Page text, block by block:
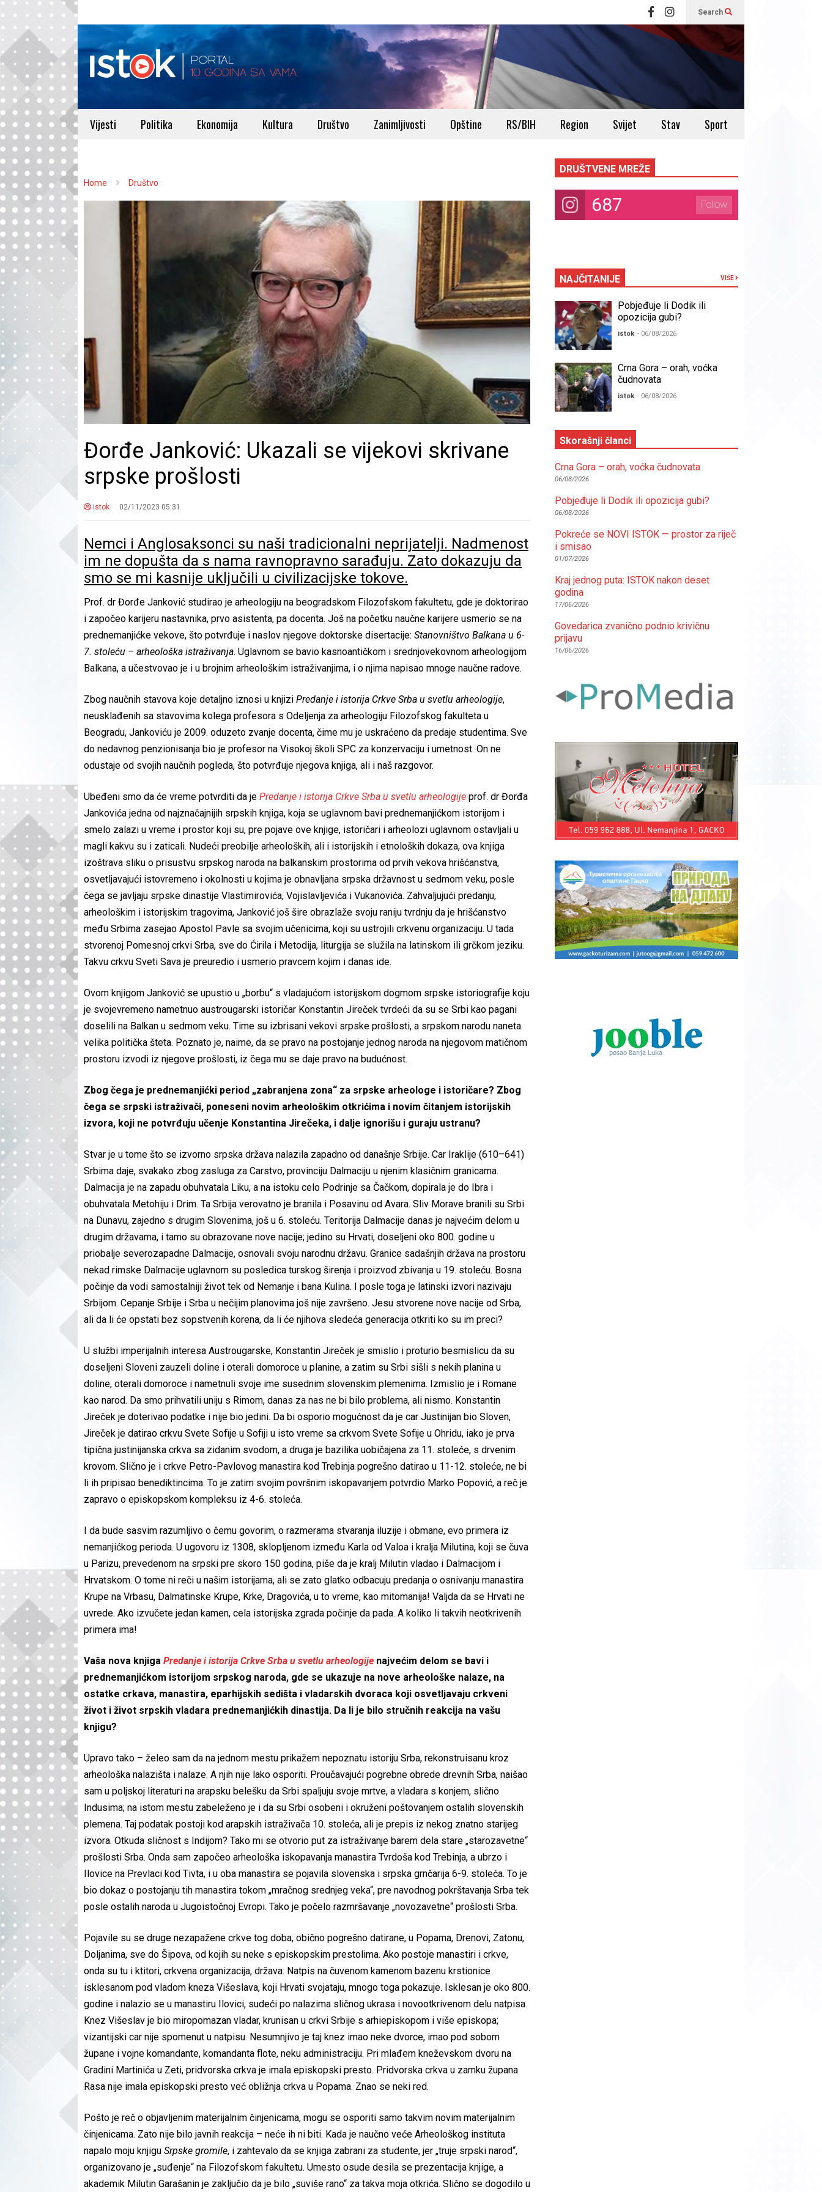
Search
Vijesti Politika Ekonomija Kultura Društvo Zanimljivosti Opštine RS/BIH Region Svijet Stav Sport
Home Društvo
Đorđe Janković: Ukazali se vijekovi skrivane
srpske prošlosti
istok 02/11/2023 05:31
Nemci i Anglosaksonci su naši tradicionalni neprijatelji. Nadmenost
im ne dopušta da s nama ravnopravno sarađuju. Zato dokazuju da
smo se mi kasnije uključili u civilizacijske tokove.
Prof. dr Đorđe Janković studirao je arheologiju na beogradskom Filozofskom fakultetu, gde je doktorirao
i započeo karijeru nastavnika, prvo asistenta, pa docenta. Još na početku naučne karijere usmerio se na
prednemanjićke vekove, što potvrđuje i naslov njegove doktorske disertacije: Stanovništvo Balkana u 6-
7. stoleću – arheološka istraživanja. Uglavnom se bavio kasnoantičkom i srednjovekovnom arheologijom
Balkana, a učestvovao je i u brojnim arheološkim istraživanjima, i o njima napisao mnoge naučne radove.
Zbog naučnih stavova koje detaljno iznosi u knjizi Predanje i istorija Crkve Srba u svetlu arheologije,
neusklađenih sa stavovima kolega profesora s Odeljenja za arheologiju Filozofskog fakulteta u
Beogradu, Jankoviću je 2009. oduzeto zvanje docenta, čime mu je uskraćeno da predaje studentima. Sve
do nedavnog penzionisanja bio je profesor na Visokoj školi SPC za konzervaciju i umetnost. On ne
odustaje od svojih naučnih pogleda, što potvrđuje njegova knjiga, ali i naš razgovor.
Ubeđeni smo da će vreme potvrditi da je Predanje i istorija Crkve Srba u svetlu arheologije prof. dr Đorđa
Jankovića jedna od najznačajnijih srpskih knjiga, koja se uglavnom bavi prednemanjićkom istorijom i
smelo zalazi u vreme i prostor koji su, pre pojave ove knjige, istoričari i arheolozi uglavnom ostavljali u
magli kakvu su i zaticali. Nudeći preobilje arheoloških, ali i istorijskih i etnoloških dokaza, ova knjiga
izoštrava sliku o prisustvu srpskog naroda na balkanskim prostorima od prvih vekova hrišćanstva,
osvetljavajući istovremeno i okolnosti u kojima je obnavljana srpska državnost u sedmom veku, posle
čega se javljaju srpske dinastije Vlastimirovića, Vojislavljevića i Vukanovića. Zahvaljujući predanju,
arheološkim i istorijskim tragovima, Janković još šire obrazlaže svoju raniju tvrdnju da je hrišćanstvo
među Srbima zasejao Apostol Pavle sa svojim učenicima, koji su ustrojili crkvenu organizaciju. U tada
stvorenoj Pomesnoj crkvi Srba, sve do Ćirila i Metodija, liturgija se služila na latinskom ili grčkom jeziku.
Takvu crkvu Sveti Sava je preuredio i usmerio pravcem kojim i danas ide.
Ovom knjigom Janković se upustio u „borbu“ s vladajućom istorijskom dogmom srpske istoriografije koju
je svojevremeno nametnuo austrougarski istoričar Konstantin Jireček tvrdeći da su se Srbi kao pagani
doselili na Balkan u sedmom veku. Time su izbrisani vekovi srpske prošlosti, a srpskom narodu naneta
velika politička šteta. Poznato je, naime, da se pravo na postojanje jednog naroda na njegovom matičnom
prostoru izvodi iz njegove prošlosti, iz čega mu se daje pravo na budućnost.
Zbog čega je prednemanjićki period „zabranjena zona“ za srpske arheologe i istoričare? Zbog
čega se srpski istraživači, poneseni novim arheološkim otkrićima i novim čitanjem istorijskih
izvora, koji ne potvrđuju učenje Konstantina Jirečeka, i dalje ignorišu i guraju ustranu?
Stvar je u tome što se izvorno srpska država nalazila zapadno od današnje Srbije. Car Iraklije (610–641)
Srbima daje, svakako zbog zasluga za Carstvo, provinciju Dalmaciju u njenim klasičnim granicama.
Dalmacija je na zapadu obuhvatala Liku, a na istoku celo Podrinje sa Čačkom, dopirala je do Ibra i
obuhvatala Metohiju i Drim. Ta Srbija verovatno je branila i Posavinu od Avara. Sliv Morave branili su Srbi
na Dunavu, zajedno s drugim Slovenima, još u 6. stoleću. Teritorija Dalmacije danas je najvećim delom u
drugim državama, i tamo su obrazovane nove nacije; jedino su Hrvati, doseljeni oko 800. godine u
priobalje severozapadne Dalmacije, osnovali svoju narodnu državu. Granice sadašnjih država na prostoru
nekad rimske Dalmacije uglavnom su posledica turskog širenja i proizvod zbivanja u 19. stoleću. Bosna
počinje da vodi samostalniji život tek od Nemanje i bana Kulina. I posle toga je latinski izvori nazivaju
Srbijom. Cepanje Srbije i Srba u nečijim planovima još nije završeno. Jesu stvorene nove nacije od Srba,
ali da li će opstati bez sopstvenih korena, da li će njihova sledeća generacija otkriti ko su im preci?
U službi imperijalnih interesa Austrougarske, Konstantin Jireček je smislio i proturio besmislicu da su
doseljeni Sloveni zauzeli doline i oterali domoroce u planine, a zatim su Srbi sišli s nekih planina u
doline, oterali domoroce i nametnuli svoje ime susednim slovenskim plemenima. Izmislio je i Romane
kao narod. Da smo prihvatili uniju s Rimom, danas za nas ne bi bilo problema, ali nismo. Konstantin
Jireček je doterivao podatke i nije bio jedini. Da bi osporio mogućnost da je car Justinijan bio Sloven,
Jireček je datirao crkvu Svete Sofije u Sofiji u isto vreme sa crkvom Svete Sofije u Ohridu, iako je prva
tipična justinijanska crkva sa zidanim svodom, a druga je bazilika uobičajena za 11. stoleće, s drvenim
krovom. Slično je i crkve Petro-Pavlovog manastira kod Trebinja pogrešno datirao u 11-12. stoleće, ne bi
li ih pripisao benediktincima. To je zatim svojim površnim iskopavanjem potvrdio Marko Popović, a reč je
zapravo o episkopskom kompleksu iz 4-6. stoleća.
I da bude sasvim razumljivo o čemu govorim, o razmerama stvaranja iluzije i obmane, evo primera iz
nemanjićkog perioda. U ugovoru iz 1308, sklopljenom između Karla od Valoa i kralja Milutina, koji se čuva
u Parizu, prevedenom na srpski pre skoro 150 godina, piše da je kralj Milutin vladao i Dalmacijom i
Hrvatskom. O tome ni reči u našim istorijama, ali se zato glatko odbacuju predanja o osnivanju manastira
Krupe na Vrbasu, Dalmatinske Krupe, Krke, Dragovića, u to vreme, kao mitomanija! Valjda da se Hrvati ne
uvrede. Ako izvučete jedan kamen, cela istorijska zgrada počinje da pada. A koliko li takvih neotkrivenih
primera ima!
Vaša nova knjiga Predanje i istorija Crkve Srba u svetlu arheologije najvećim delom se bavi i
prednemanjićkom istorijom srpskog naroda, gde se ukazuje na nove arheološke nalaze, na
ostatke crkava, manastira, eparhijskih sedišta i vladarskih dvoraca koji osvetljavaju crkveni
život i život srpskih vladara prednemanjićkih dinastija. Da li je bilo stručnih reakcija na vašu
knjigu?
Upravo tako – želeo sam da na jednom mestu prikažem nepoznatu istoriju Srba, rekonstruisanu kroz
arheološka nalazišta i nalaze. A njih nije lako osporiti. Proučavajući pogrebne obrede drevnih Srba, naišao
sam u poljskoj literaturi na arapsku belešku da Srbi spaljuju svoje mrtve, a vladara s konjem, slično
Indusima; na istom mestu zabeleženo je i da su Srbi osobeni i okruženi poštovanjem ostalih slovenskih
plemena. Taj podatak postoji kod arapskih istraživača 10. stoleća, ali je prepis iz nekog znatno starijeg
izvora. Otkuda sličnost s Indijom? Tako mi se otvorio put za istraživanje barem dela stare „starozavetne“
prošlosti Srba. Onda sam započeo arheološka iskopavanja manastira Tvrdoša kod Trebinja, a ubrzo i
Ilovice na Prevlaci kod Tivta, i u oba manastira se pojavila slovenska i srpska grnčarija 6-9. stoleća. To je
bio dokaz o postojanju tih manastira tokom „mračnog srednjeg veka“, pre navodnog pokrštavanja Srba tek
posle ostalih naroda u Jugoistočnoj Evropi. Tako je počelo razmršavanje „novozavetne“ prošlosti Srba.
Pojavile su se druge nezapažene crkve tog doba, obično pogrešno datirane, u Popama, Drenovi, Zatonu,
Doljanima, sve do Šipova, od kojih su neke s episkopskim prestolima. Ako postoje manastiri i crkve,
onda su tu i ktitori, crkvena organizacija, država. Natpis na čuvenom kamenom bazenu krstionice
isklesanom pod vladom kneza Višeslava, koji Hrvati svojataju, mnogo toga pokazuje. Isklesan je oko 800.
godine i nalazio se u manastiru Ilovici, sudeći po nalazima sličnog ukrasa i novootkrivenom delu natpisa.
Knez Višeslav je bio miropomazan vladar, krunisan u crkvi Srbije s arhiepiskopom i više episkopa;
vizantijski car nije spomenut u natpisu. Nesumnjivo je taj knez imao neke dvorce, imao pod sobom
župane i vojne komandante, komandanta flote, neku administraciju. Pri mlađem kneževskom dvoru na
Gradini Martinića u Zeti, pridvorska crkva je imala episkopski presto. Pridvorska crkva u zamku župana
Rasa nije imala episkopski presto već obližnja crkva u Popama. Znao se neki red.
Pošto je reč o objavljenim materijalnim činjenicama, mogu se osporiti samo takvim novim materijalnim
činjenicama. Zato nije bilo javnih reakcija – neće ih ni biti. Kada je naučno veće Arheološkog instituta
napalo moju knjigu Srpske gromile, i zahtevalo da se knjiga zabrani za studente, jer „truje srpski narod“,
organizovano je „suđenje“ na Filozofskom fakultetu. Umesto osude desila se prezentacija knjige, a
akademik Milutin Garašanin je zaključio da je bilo „suviše rano“ za takva moja otkrića. Slično se dogodilo u
DRUŠTVENE MREŽE
687 Follow
NAJČITANIJE VIŠE
Pobjeđuje li Dodik ili
opozicija gubi?
istok - 06/08/2026
Crna Gora – orah, voćka
čudnovata
istok - 06/08/2026
Skorašnji članci
Crna Gora – orah, voćka čudnovata
06/08/2026
Pobjeđuje li Dodik ili opozicija gubi?
06/08/2026
Pokreće se NOVI ISTOK — prostor za riječ
i smisao
01/07/2026
Kraj jednog puta: ISTOK nakon deset
godina
17/06/2026
Govedarica zvanično podnio krivičnu
prijavu
16/06/2026